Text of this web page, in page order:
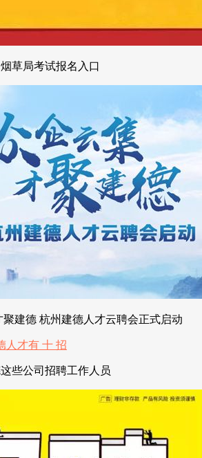
草局考试报名入口
建德 杭州建德人才云聘会正式启动
些公司招聘工作人员